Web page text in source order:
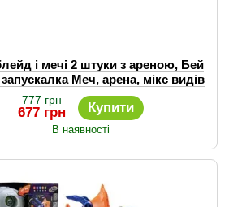
і мечі 2 штуки з ареною, Бей
Меч, арена, мікс видів
777 грн
677 грн Купити
В наявності